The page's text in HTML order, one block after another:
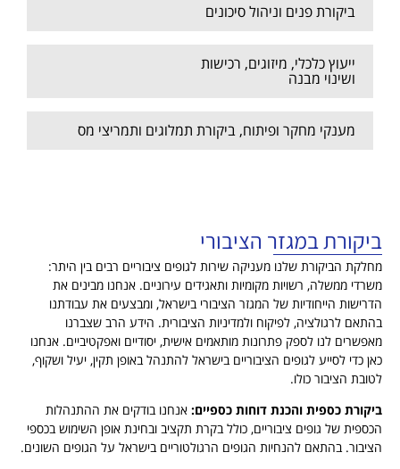
ביקורת פנים וניהול סיכונים
ייעוץ כלכלי, מיזוגים, רכישות
ושינוי מבנה
מענקי מחקר ופיתוח, ביקורת תמלוגים ותמריצי מס
ביקורת במגזר הציבורי
מחלקת הביקורת שלנו מעניקה שירות לגופים ציבוריים רבים בין היתר:
משרדי ממשלה, רשויות מקומיות ותאגידים עירוניים. אנחנו מבינים את
הדרישות הייחודיות של המגזר הציבורי בישראל, ומבצעים את עבודתנו
בהתאם לרגולציה, לפיקוח ולמדיניות הציבורית. הידע הרב שצברנו
מאפשרים לנו לספק פתרונות מותאמים אישית, יסודיים ואפקטיביים. אנחנו
כאן כדי לסייע לגופים הציבוריים בישראל להתנהל באופן תקין, יעיל ושקוף,
לטובת הציבור כולו.
ביקורת כספית והכנת דוחות כספיים: אנחנו בודקים את ההתנהלות
הכספית של גופים ציבוריים, כולל בקרת תקציב ובחינת אופן השימוש בכספי
הציבור. בהתאם להנחיות הגופים הרגולטוריים בישראל על הגופים השונים.